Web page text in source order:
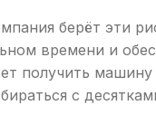
берёт эти
времени и
получить
с